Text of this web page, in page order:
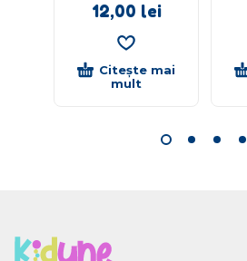
12,00 lei
Citește mai
mult